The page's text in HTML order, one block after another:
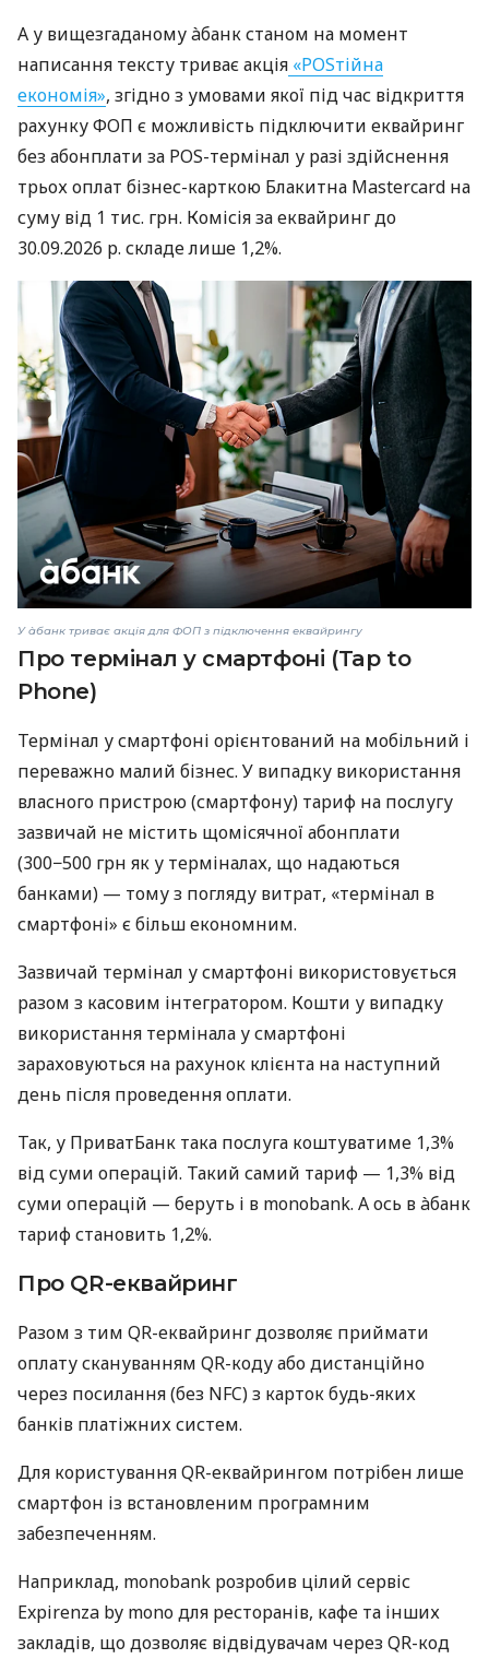
А у вищезгаданому àбанк станом на момент
написання тексту триває акція «POSтійна
економія», згідно з умовами якої під час відкриття
рахунку ФОП є можливість підключити еквайринг
без абонплати за POS-термінал у разі здійснення
трьох оплат бізнес-карткою Блакитна Mastercard на
суму від 1 тис. грн. Комісія за еквайринг до
30.09.2026 р. складе лише 1,2%.
У àбанк триває акція для ФОП з підключення еквайрингу
Про термінал у смартфоні (Tap to
Phone)
Термінал у смартфоні орієнтований на мобільний і
переважно малий бізнес. У випадку використання
власного пристрою (смартфону) тариф на послугу
зазвичай не містить щомісячної абонплати
(300−500 грн як у терміналах, що надаються
банками) — тому з погляду витрат, «термінал в
смартфоні» є більш економним.
Зазвичай термінал у смартфоні використовується
разом з касовим інтегратором. Кошти у випадку
використання термінала у смартфоні
зараховуються на рахунок клієнта на наступний
день після проведення оплати.
Так, у ПриватБанк така послуга коштуватиме 1,3%
від суми операцій. Такий самий тариф — 1,3% від
суми операцій — беруть і в monobank. А ось в àбанк
тариф становить 1,2%.
Про QR-еквайринг
Разом з тим QR-еквайринг дозволяє приймати
оплату скануванням QR-коду або дистанційно
через посилання (без NFC) з карток будь-яких
банків платіжних систем.
Для користування QR-еквайрингом потрібен лише
смартфон із встановленим програмним
забезпеченням.
Наприклад, monobank розробив цілий сервіс
Expirenza by mono для ресторанів, кафе та інших
закладів, що дозволяє відвідувачам через QR-код